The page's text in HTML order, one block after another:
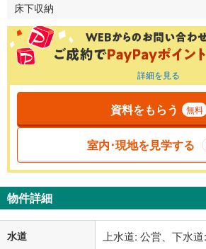
床下収納
詳細を見る
資料をもらう 無料
室内･現地を見学する
物件詳細
水道 上水道: 公営、下水